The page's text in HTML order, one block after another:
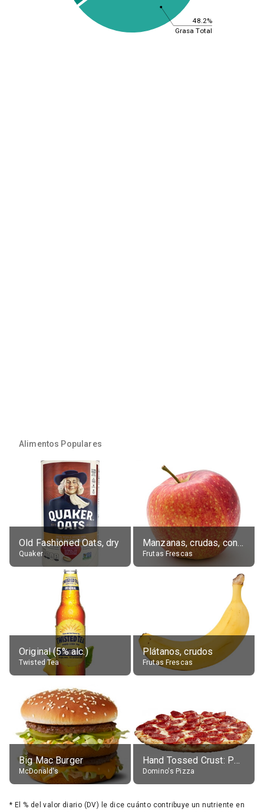
48.2%
Grasa Total
Alimentos Populares
Old Fashioned Oats, dry
Quaker
Manzanas, crudas, con piel
Frutas Frescas
Original (5% alc.)
Twisted Tea
Plátanos, crudos
Frutas Frescas
Big Mac Burger
McDonald's
Hand Tossed Crust: Pepperoni Pizza (Large 14")
Domino's Pizza
* El % del valor diario (DV) le dice cuánto contribuye un nutriente en